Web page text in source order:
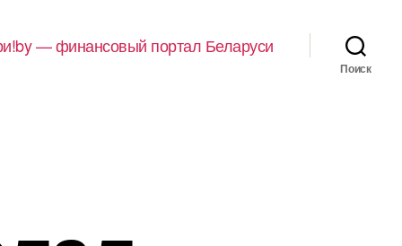
— финансовый портал Беларуси
Поиск